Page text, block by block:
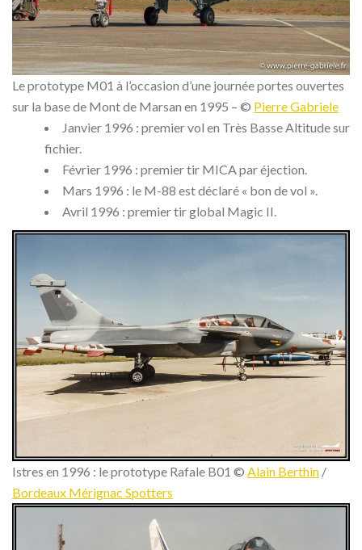
Le prototype M01 à l’occasion d’une journée portes ouvertes
sur la base de Mont de Marsan en 1995 – © Pierre Gabriele
Janvier 1996 : premier vol en Très Basse Altitude sur
fichier.
Février 1996 : premier tir MICA par éjection.
Mars 1996 : le M-88 est déclaré « bon de vol ».
Avril 1996 : premier tir global Magic II.
Istres en 1996 : le prototype Rafale B01 © Alain Berthin /
Bordeaux Mérignac Spotters